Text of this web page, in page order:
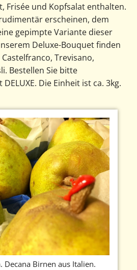
Frisée und Kopfsalat enthalten.
erscheinen, dem
gepimpte Variante dieser
Deluxe-Bouquet finden
Trevisano,
Bestellen Sie bitte
Die Einheit ist ca. 3kg.
Decana Birnen aus Italien.